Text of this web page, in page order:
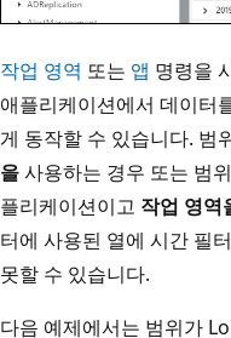
작업 영역 또는 앱 명령을
애플리케이션에서 데이터
게 동작할 수 있습니다. 범
을사용하는 경우 또는 범
플리케이션이고 작업 영역
터에 사용된 열에 시간 필
못할 수 있습니다.
다음 예제에서는 범위가